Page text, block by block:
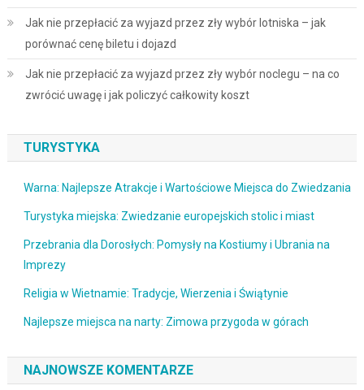
Jak nie przepłacić za wyjazd przez zły wybór lotniska – jak
porównać cenę biletu i dojazd
Jak nie przepłacić za wyjazd przez zły wybór noclegu – na co
zwrócić uwagę i jak policzyć całkowity koszt
TURYSTYKA
Warna: Najlepsze Atrakcje i Wartościowe Miejsca do Zwiedzania
Turystyka miejska: Zwiedzanie europejskich stolic i miast
Przebrania dla Dorosłych: Pomysły na Kostiumy i Ubrania na
Imprezy
Religia w Wietnamie: Tradycje, Wierzenia i Świątynie
Najlepsze miejsca na narty: Zimowa przygoda w górach
NAJNOWSZE KOMENTARZE